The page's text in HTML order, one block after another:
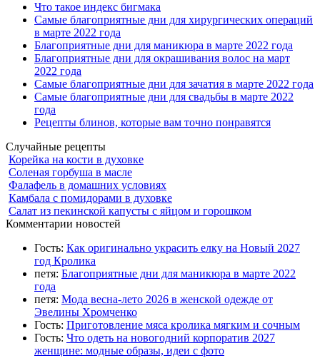
Что такое индекс бигмака
Самые благоприятные дни для хирургических операций
в марте 2022 года
Благоприятные дни для маникюра в марте 2022 года
Благоприятные дни для окрашивания волос на март
2022 года
Самые благоприятные дни для зачатия в марте 2022 года
Самые благоприятные дни для свадьбы в марте 2022
года
Рецепты блинов, которые вам точно понравятся
Случайные рецепты
Корейка на кости в духовке
Соленая горбуша в масле
Фалафель в домашних условиях
Камбала с помидорами в духовке
Салат из пекинской капусты с яйцом и горошком
Комментарии новостей
Гость: Как оригинально украсить елку на Новый 2027
год Кролика
петя: Благоприятные дни для маникюра в марте 2022
года
петя: Мода весна-лето 2026 в женской одежде от
Эвелины Хромченко
Гость: Приготовление мяса кролика мягким и сочным
Гость: Что одеть на новогодний корпоратив 2027
женщине: модные образы, идеи с фото